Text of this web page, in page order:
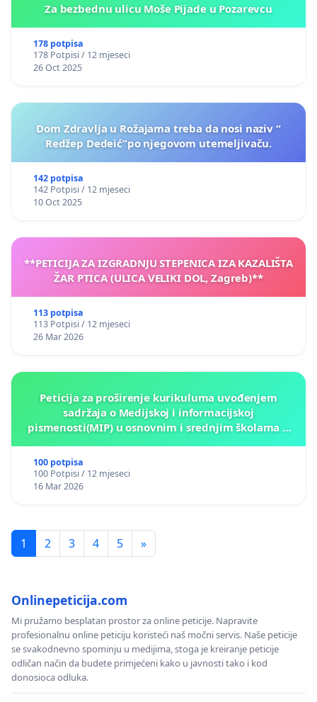
Za bezbednu ulicu Moše Pijade u Pozarevcu
178 potpisa
178 Potpisi / 12 mjeseci
26 Oct 2025
Dom Zdravlja u Rožajama treba da nosi naziv “
Redžep Dedeić”po njegovom utemeljivaču.
142 potpisa
142 Potpisi / 12 mjeseci
10 Oct 2025
**PETICIJA ZA IZGRADNJU STEPENICA IZA KAZALIŠTA
ŽAR PTICA (ULICA VELIKI DOL, Zagreb)**
113 potpisa
113 Potpisi / 12 mjeseci
26 Mar 2026
Peticija za proširenje kurikuluma uvođenjem
sadržaja o Medijskoj i informacijskoj
pismenosti(MIP) u osnovnim i srednjim školama u
100 potpisa
100 Potpisi / 12 mjeseci
16 Mar 2026
1 2 3 4 5 »
Onlinepeticija.com
Mi pružamo besplatan prostor za online peticije. Napravite
profesionalnu online peticiju koristeći naš močni servis. Naše peticije
se svakodnevno spominju u medijima, stoga je kreiranje peticije
odličan način da budete primjećeni kako u javnosti tako i kod
donosioca odluka.